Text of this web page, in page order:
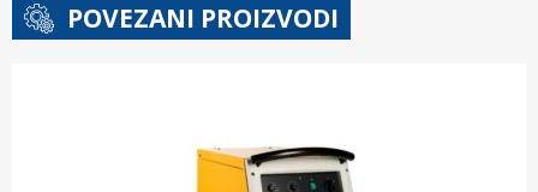
POVEZANI PROIZVODI